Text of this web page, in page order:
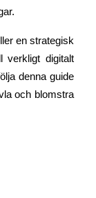
en strategisk
verkligt digitalt
denna guide
och blomstra